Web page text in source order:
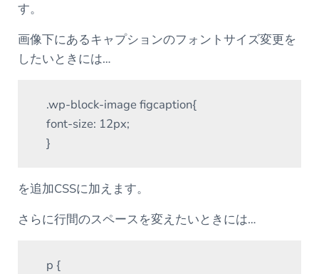
す。
画像下にあるキャプションのフォントサイズ変更を
したいときには…
.wp-block-image figcaption{
font-size: 12px;
}
を追加CSSに加えます。
さらに行間のスペースを変えたいときには…
p {